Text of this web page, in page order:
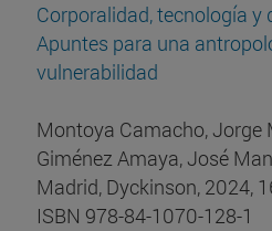
Corporalidad, tecnología y
Apuntes para una
vulnerabilidad
Montoya Camacho, Jorge
Giménez Amaya, José
Madrid, Dyckinson, 2024,
ISBN 978-84-1070-128-1